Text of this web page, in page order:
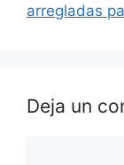
arregladas
Deja un